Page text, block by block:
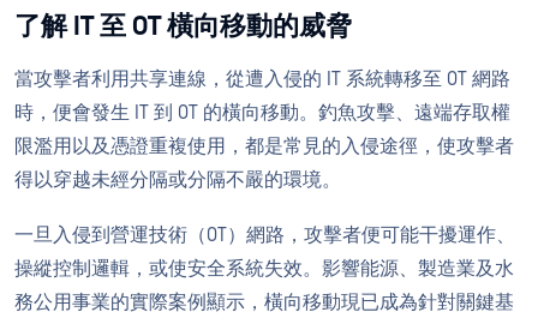
了解 IT 至 OT 橫向移動的威脅
當攻擊者利用共享連線，從遭入侵的 IT 系統轉移至 OT 網路
時，便會發生 IT 到 OT 的橫向移動。釣魚攻擊、遠端存取權
限濫用以及憑證重複使用，都是常見的入侵途徑，使攻擊者
得以穿越未經分隔或分隔不嚴的環境。
一旦入侵到營運技術（OT）網路，攻擊者便可能干擾運作、
操縱控制邏輯，或使安全系統失效。影響能源、製造業及水
務公用事業的實際案例顯示，橫向移動現已成為針對關鍵基